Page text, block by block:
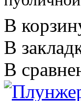
В
В
В